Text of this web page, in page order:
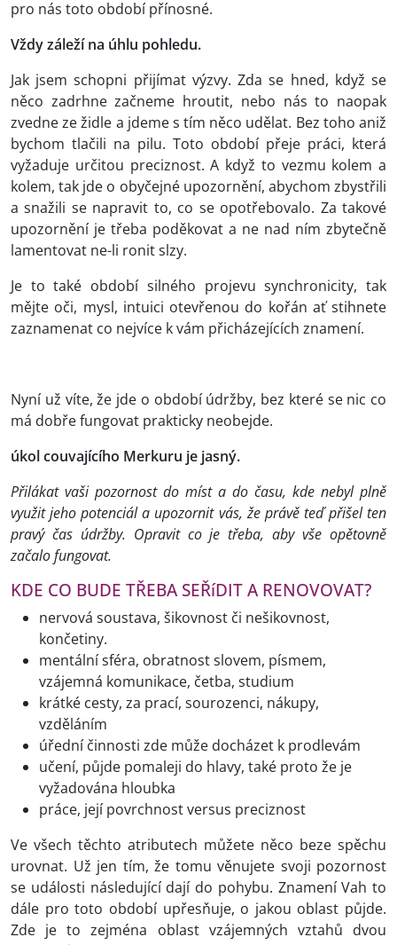
pro nás toto období přínosné.
Vždy záleží na úhlu pohledu.
Jak jsem schopni přijímat výzvy. Zda se hned, když se
něco zadrhne začneme hroutit, nebo nás to naopak
zvedne ze židle a jdeme s tím něco udělat. Bez toho aniž
bychom tlačili na pilu. Toto období přeje práci, která
vyžaduje určitou preciznost. A když to vezmu kolem a
kolem, tak jde o obyčejné upozornění, abychom zbystřili
a snažili se napravit to, co se opotřebovalo. Za takové
upozornění je třeba poděkovat a ne nad ním zbytečně
lamentovat ne-li ronit slzy.
Je to také období silného projevu synchronicity, tak
mějte oči, mysl, intuici otevřenou do kořán ať stihnete
zaznamenat co nejvíce k vám přicházejících znamení.
Nyní už víte, že jde o období údržby, bez které se nic co
má dobře fungovat prakticky neobejde.
úkol couvajícího Merkuru je jasný.
Přilákat vaši pozornost do míst a do času, kde nebyl plně
využit jeho potenciál a upozornit vás, že právě teď přišel ten
pravý čas údržby. Opravit co je třeba, aby vše opětovně
začalo fungovat.
KDE CO BUDE TŘEBA SEŘíDIT A RENOVOVAT?
nervová soustava, šikovnost či nešikovnost,
končetiny.
mentální sféra, obratnost slovem, písmem,
vzájemná komunikace, četba, studium
krátké cesty, za prací, sourozenci, nákupy,
vzděláním
úřední činnosti zde může docházet k prodlevám
učení, půjde pomaleji do hlavy, také proto že je
vyžadována hloubka
práce, její povrchnost versus preciznost
Ve všech těchto atributech můžete něco beze spěchu
urovnat. Už jen tím, že tomu věnujete svoji pozornost
se události následující dají do pohybu. Znamení Vah to
dále pro toto období upřesňuje, o jakou oblast půjde.
Zde je to zejména oblast vzájemných vztahů dvou